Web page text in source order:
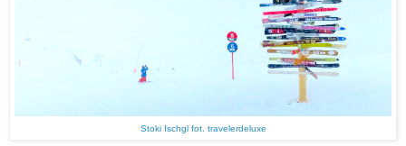
Stoki Ischgl fot. travelerdeluxe